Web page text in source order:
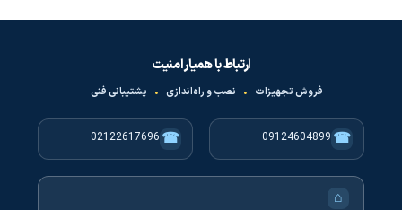
ارتباط با همیار امنیت
فروش تجهیزات • نصب و راه‌اندازی • پشتیبانی فنی
☎
09124604899
☎
02122617696
⌂